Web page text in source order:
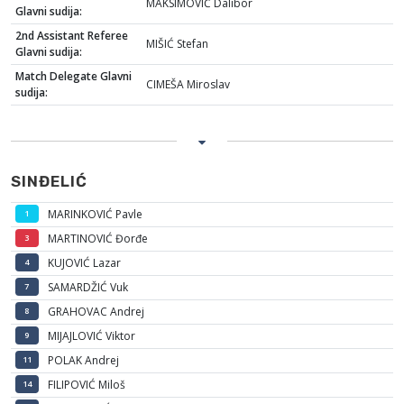
Glavni sudija:
MAKSIMOVIĆ Dalibor
2nd Assistant Referee
Glavni sudija:
MIŠIĆ Stefan
Match Delegate Glavni
sudija:
CIMEŠA Miroslav
SINĐELIĆ
1 MARINKOVIĆ Pavle
3 MARTINOVIĆ Đorđe
4 KUJOVIĆ Lazar
7 SAMARDŽIĆ Vuk
8 GRAHOVAC Andrej
9 MIJAJLOVIĆ Viktor
11 POLAK Andrej
14 FILIPOVIĆ Miloš